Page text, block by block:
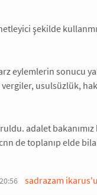
şekilde
eylemlerin sonucu
usulsüzlük,
adalet
de toplanıp elde
sadrazam